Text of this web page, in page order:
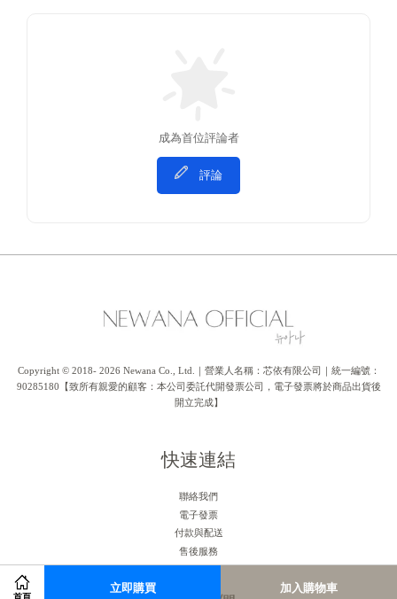
立即購買 加入購物車
成為首位評論者
評論
Copyright © 2018- 2026 Newana Co., Ltd.｜營業人名稱：芯依有限公司｜統一編號：
90285180【致所有親愛的顧客：本公司委託代開發票公司，電子發票將於商品出貨後
開立完成】
快速連結
聯絡我們
電子發票
付款與配送
售後服務